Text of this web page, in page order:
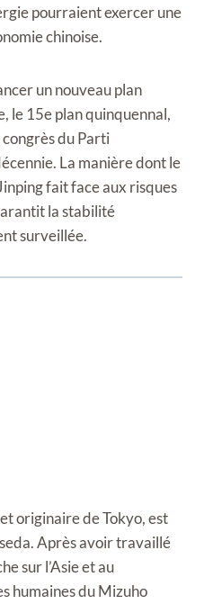
pourraient exercer une
chinoise.
un nouveau plan
le 15e plan quinquennal,
du Parti
La manière dont le
fait face aux risques
la stabilité
surveillée.
originaire de Tokyo, est
Après avoir travaillé
sur l’Asie et au
humaines du Mizuho